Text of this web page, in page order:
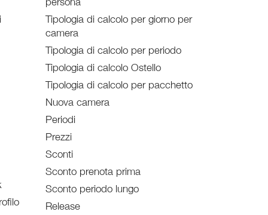
Tipologia di calcolo per giorno per
camera
Tipologia di calcolo per periodo
Tipologia di calcolo Ostello
Tipologia di calcolo per pacchetto
Nuova camera
Periodi
Prezzi
Sconti
Sconto prenota prima
Sconto periodo lungo
Release